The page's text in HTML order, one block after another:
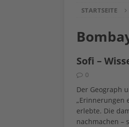
STARTSEITE
Sofi –
0
Der Geograph
„Erinnerungen
erlebte. Die
nachmachen –